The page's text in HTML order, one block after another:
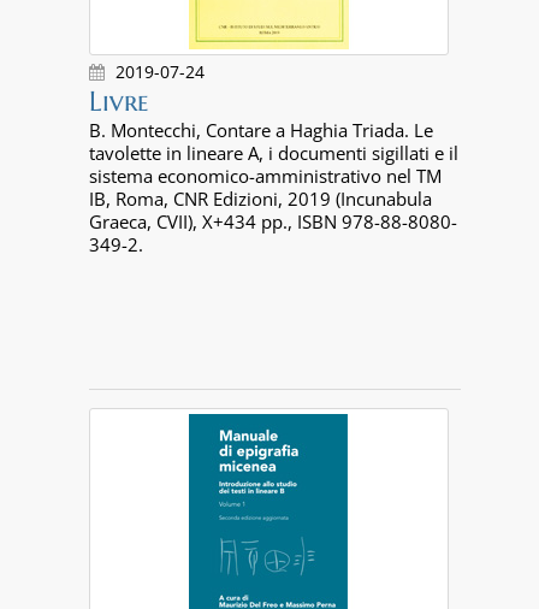
2019-07-24
Livre
B. Montecchi, Contare a Haghia Triada. Le
tavolette in lineare A, i documenti sigillati e il
sistema economico-amministrativo nel TM
IB, Roma, CNR Edizioni, 2019 (Incunabula
Graeca, CVII), X+434 pp., ISBN 978-88-8080-
349-2.